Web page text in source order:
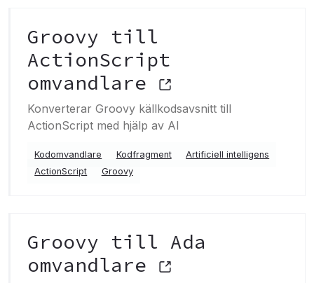
Groovy till
ActionScript
omvandlare
Konverterar Groovy källkodsavsnitt till
ActionScript med hjälp av AI
Kodomvandlare Kodfragment
Artificiell intelligens
ActionScript
Groovy
Groovy till Ada
omvandlare